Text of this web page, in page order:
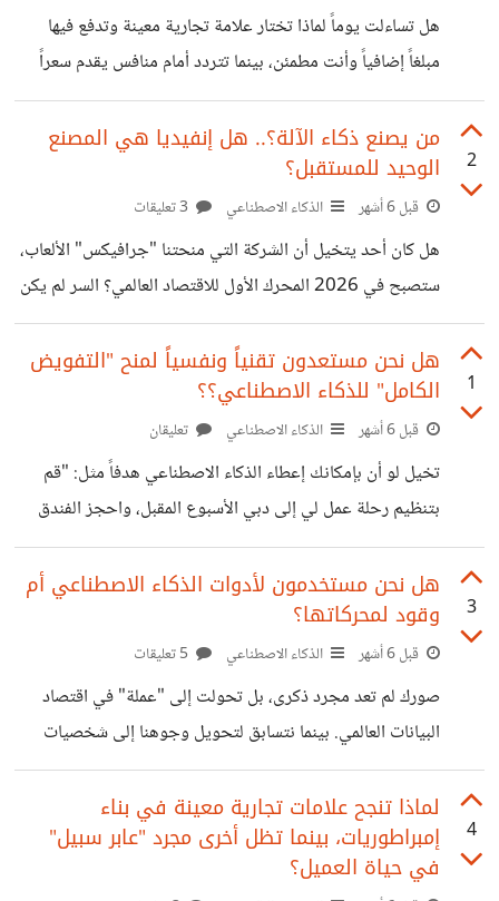
المونولوج في التسويق هو أن تركز العلامة التجارية على نفسها
فقط: "نحن الأفضل"، "منتجنا يتميز بـ كذا"، "اشتري الآن". -
هل تساءلت يوماً لماذا تختار علامة تجارية معينة وتدفع فيها
مبلغاً إضافياً وأنت مطمئن، بينما تتردد أمام منافس يقدم سعراً
أقل؟ السر لا يكمن في "اللوجو" الجذاب أو الألوان المتناسقة
فقط، بل يكمن في مفهوم تسويقي جوهري يُعرف بـ RTB أو
العميل لتصديق وعودك فعلاً". وبدون هذا السبب، تصبح رسالتك
مجرد ضجيج في سوق مزدحم. لبناء هذه الثقة الفورية، يجب أن
يرتكز مشروعك على أربعة أعمدة أساسية: 1. الهوية المؤسسية
2
من يصنع ذكاء الآلة؟.. هل إنفيديا هي المصنع
الوحيد للمستقبل؟
قبل 6 أشهر الذكاء الاصطناعي
هل كان أحد يتخيل أن الشركة التي منحتنا "جرافيكس" الألعاب،
ستصبح في 2026 المحرك الأول للاقتصاد العالمي؟ السر لم يكن
يوماً في مجرد "قطع سيليكون"، بل في عقل جنسن هوانغ(. هو
المؤسس المشارك والرئيس التنفيذي لشركة Nvidia. يُعتبر اليوم
أحد أكثر الشخصيات نفوذاً في عالم التكنولوجيا، وغالباً ما
يُوصف بأنه "الرؤيوي" الذي تنبأ بعصر الذكاء الاصطناعي قبل
الجميع)الرجل الذي لم يبع لنا أجهزة، بل باع لنا "المستقبل" قبل
1
هل نحن مستعدون تقنياً ونفسياً لمنح "التفويض
الكامل" للذكاء الاصطناعي؟؟
قبل 6 أشهر الذكاء الاصطناعي تعليقان
تخيل لو أن بإمكانك إعطاء الذكاء الاصطناعي هدفاً مثل: "قم
بتنظيم رحلة عمل لي إلى دبي الأسبوع المقبل، واحجز الفندق
الأنسب لميزانيتي، ونسق المواعيد مع العملاء"، ثم تذهب لتناول
قهوتك وتعود لتجد كل شيء قد نُفذ بالفعل. هذا ليس مجرد
الوكيل)، الثورة التي تجتاح عام 2026 وتعد بتغيير مفهومنا عن
الإنتاجية للأبد. ما هو الـ Agentic AI وكيف يختلف عما نعرفه؟
بينما كان الذكاء الاصطناعي التوليدي (مثل ChatGPT) في
3
هل نحن مستخدمون لأدوات الذكاء الاصطناعي أم
وقود لمحركاتها؟
قبل 6 أشهر الذكاء الاصطناعي
صورك لم تعد مجرد ذكرى، بل تحولت إلى "عملة" في اقتصاد
البيانات العالمي. بينما نتسابق لتحويل وجوهنا إلى شخصيات
كرتونية عبر فلاتر الذكاء الاصطناعي، يبرز السؤال الأهم: ما الثمن
الحقيقي لضغط زر الـ Upload؟ هل فكرت يوماً أين تذهب
ملامح وجهك بعد حذف التطبيق؟ وهل 'موافقتك' السريعة هي
قرار واعٍ أم مجرد عقد إذعان رقمي يمنح الشركات مفاتيح
4
لماذا تنجح علامات تجارية معينة في بناء
إمبراطوريات، بينما تظل أخرى مجرد "عابر سبيل"
في حياة العميل؟